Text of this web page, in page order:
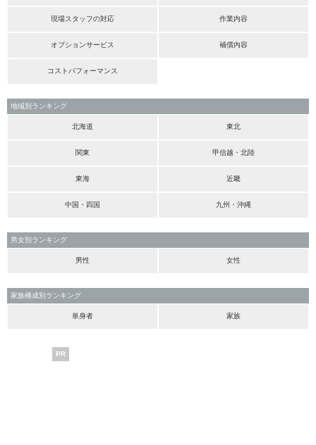
現場スタッフの対応 作業内容
オプションサービス 補償内容
コストパフォーマンス
地域別ランキング
北海道 東北
関東 甲信越・北陸
東海 近畿
中国・四国 九州・沖縄
男女別ランキング
男性 女性
家族構成別ランキング
単身者 家族
PR